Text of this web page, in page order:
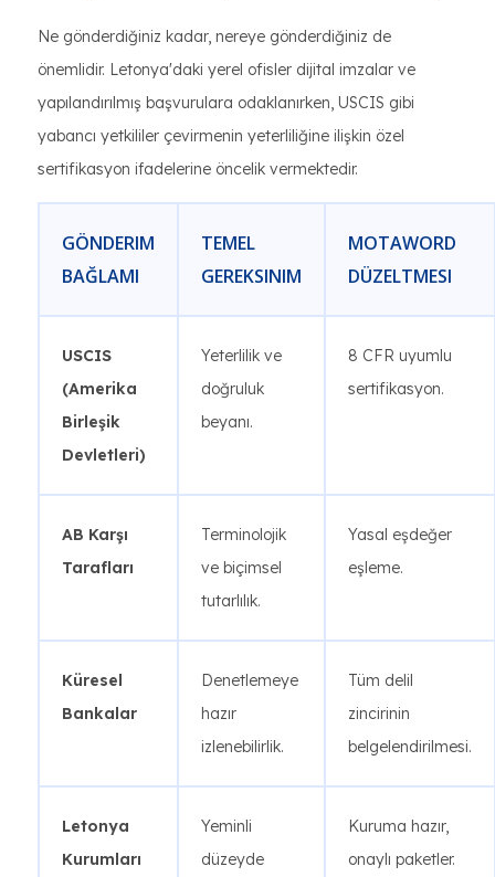
Ne gönderdiğiniz kadar, nereye gönderdiğiniz de
önemlidir. Letonya'daki yerel ofisler dijital imzalar ve
yapılandırılmış başvurulara odaklanırken, USCIS gibi
yabancı yetkililer çevirmenin yeterliliğine ilişkin özel
sertifikasyon ifadelerine öncelik vermektedir.
GÖNDERIM
BAĞLAMI
TEMEL
GEREKSINIM
MOTAWORD
DÜZELTMESI
USCIS
(Amerika
Birleşik
Devletleri)
Yeterlilik ve
doğruluk
beyanı.
8 CFR uyumlu
sertifikasyon.
AB Karşı
Tarafları
Terminolojik
ve biçimsel
tutarlılık.
Yasal eşdeğer
eşleme.
Küresel
Bankalar
Denetlemeye
hazır
izlenebilirlik.
Tüm delil
zincirinin
belgelendirilmesi.
Letonya
Kurumları
Yeminli
düzeyde
Kuruma hazır,
onaylı paketler.